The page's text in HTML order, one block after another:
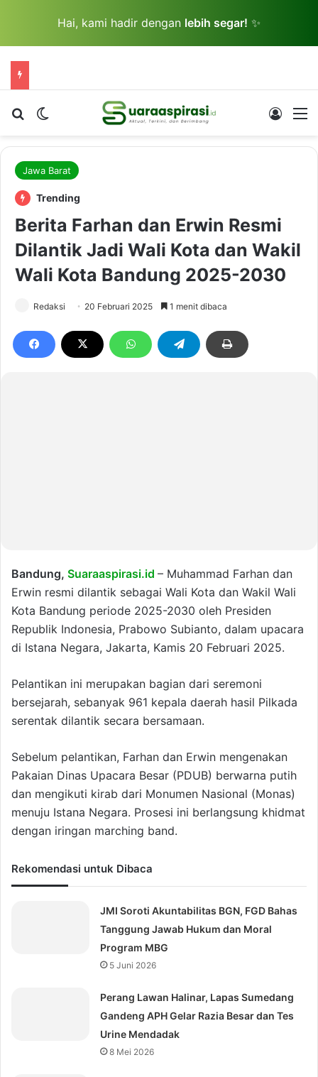
Hai, kami hadir dengan lebih segar! ✨
Cari berita...Switch skin Log In
Jawa Barat
Trending
Berita Farhan dan Erwin Resmi
Dilantik Jadi Wali Kota dan Wakil
Wali Kota Bandung 2025-2030
Redaksi 20 Februari 2025 1 menit dibaca
Bandung, Suaraaspirasi.id – Muhammad Farhan dan
Erwin resmi dilantik sebagai Wali Kota dan Wakil Wali
Kota Bandung periode 2025-2030 oleh Presiden
Republik Indonesia, Prabowo Subianto, dalam upacara
di Istana Negara, Jakarta, Kamis 20 Februari 2025.
Pelantikan ini merupakan bagian dari seremoni
bersejarah, sebanyak 961 kepala daerah hasil Pilkada
serentak dilantik secara bersamaan.
Sebelum pelantikan, Farhan dan Erwin mengenakan
Pakaian Dinas Upacara Besar (PDUB) berwarna putih
dan mengikuti kirab dari Monumen Nasional (Monas)
menuju Istana Negara. Prosesi ini berlangsung khidmat
dengan iringan marching band.
Rekomendasi untuk Dibaca
JMI Soroti Akuntabilitas BGN, FGD Bahas
Tanggung Jawab Hukum dan Moral
Program MBG
5 Juni 2026
Perang Lawan Halinar, Lapas Sumedang
Gandeng APH Gelar Razia Besar dan Tes
Urine Mendadak
8 Mei 2026